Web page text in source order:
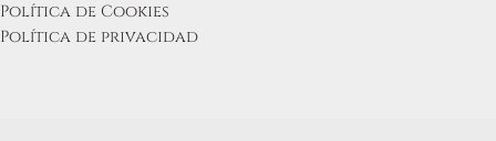
Política de Cookies
Política de privacidad